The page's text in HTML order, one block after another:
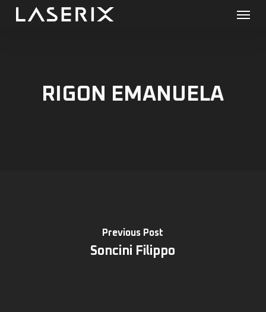
Skip
Menu
RIGON EMANUELA
Previous Post
Soncini Filippo